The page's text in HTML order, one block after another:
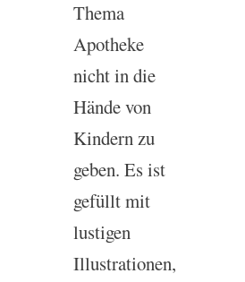
Thema
Apotheke
nicht in die
Hände von
Kindern zu
geben. Es ist
gefüllt mit
lustigen
Illustrationen,